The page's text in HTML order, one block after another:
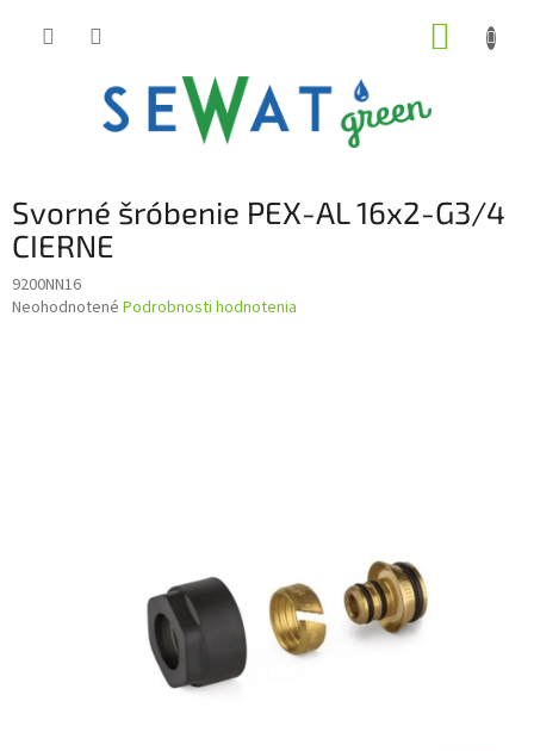
Svorné šróbenie PEX-AL 16x2-G3/4
CIERNE
9200NN16
Priemerné
Neohodnotené Podrobnosti hodnotenia